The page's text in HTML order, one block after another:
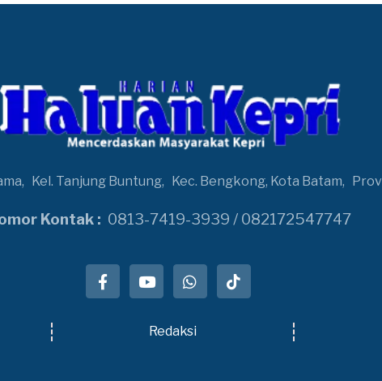
Kel. Tanjung Buntung, Kec. Bengkong, Kota Batam,
Kontak : 0813-7419-3939 / 082172547747
Redaksi